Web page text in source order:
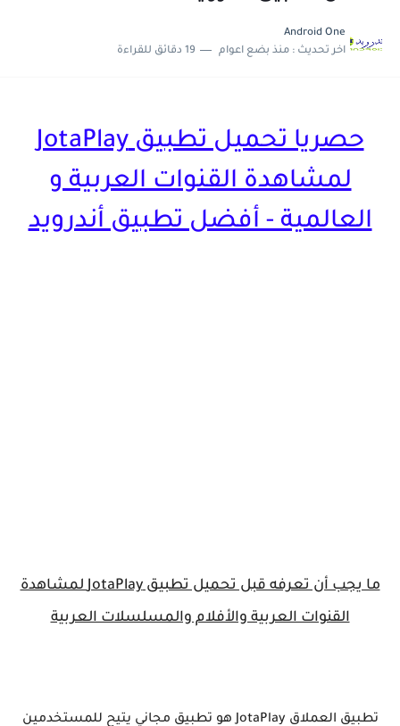
Android One
اخر تحديث : منذ بضع اعوام 19 دقائق للقراءة
حصريا تحميل تطبيق JotaPlay
لمشاهدة القنوات العربية و
العالمية - أفضل تطبيق أندرويد
ما يجب أن تعرفه قبل تحميل تطبيق JotaPlay لمشاهدة
القنوات العربية والأفلام والمسلسلات العربية
تطبيق العملاق JotaPlay هو تطبيق مجاني يتيح للمستخدمين